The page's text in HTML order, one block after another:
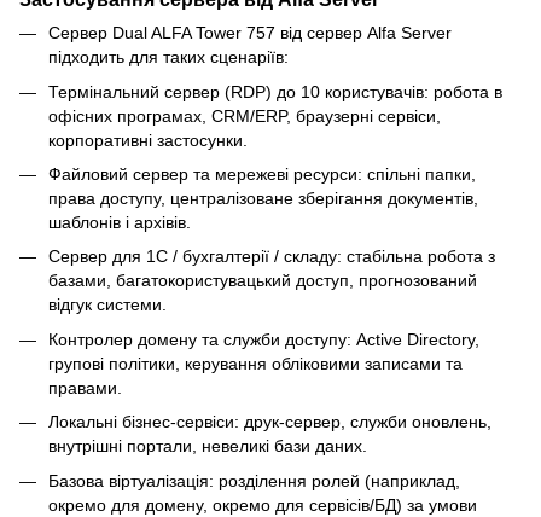
Сервер Dual ALFA Tower 757 від сервер Alfa Server
підходить для таких сценаріїв:
Термінальний сервер (RDP) до 10 користувачів: робота в
офісних програмах, CRM/ERP, браузерні сервіси,
корпоративні застосунки.
Файловий сервер та мережеві ресурси: спільні папки,
права доступу, централізоване зберігання документів,
шаблонів і архівів.
Сервер для 1С / бухгалтерії / складу: стабільна робота з
базами, багатокористувацький доступ, прогнозований
відгук системи.
Контролер домену та служби доступу: Active Directory,
групові політики, керування обліковими записами та
правами.
Локальні бізнес-сервіси: друк-сервер, служби оновлень,
внутрішні портали, невеликі бази даних.
Базова віртуалізація: розділення ролей (наприклад,
окремо для домену, окремо для сервісів/БД) за умови